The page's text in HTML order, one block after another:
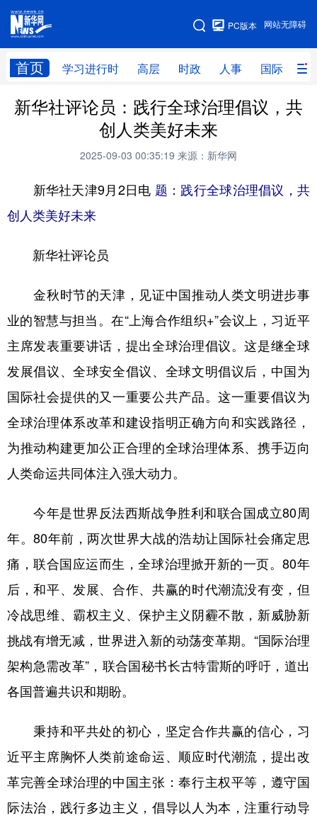
网站无障碍
PC版本
首页 学习进行时 高层 时政 人事 国际 财
网站地图
学习进行时 高层 时政 人事
财经 网评
科技 科创 量子 体育
文化
访谈
食品 人居 信息化 数字经济
学术中国 乡村振兴 银龄 溯源中国
城市 旅游 能源 会展
彩票 娱乐 时尚 悦读
地方频道
北京 天津 河北 山西
浙江 安徽 江西
山东 河南 湖北 湖南
广东 广西 海南 重庆
四川 贵州
陕西 甘肃 青海 宁夏
新疆 内蒙古 黑龙江
多语种频道
新华社评论员：践行全球治理倡议，共
创人类美好未来
2025-09-03 00:35:19 来源：新华网
新华社天津9月2日电 题：践行全球治理倡议，共
创人类美好未来
新华社评论员
金秋时节的天津，见证中国推动人类文明进步事
业的智慧与担当。在“上海合作组织+”会议上，习近平
主席发表重要讲话，提出全球治理倡议。这是继全球
发展倡议、全球安全倡议、全球文明倡议后，中国为
国际社会提供的又一重要公共产品。这一重要倡议为
全球治理体系改革和建设指明正确方向和实践路径，
为推动构建更加公正合理的全球治理体系、携手迈向
人类命运共同体注入强大动力。
今年是世界反法西斯战争胜利和联合国成立80周
年。80年前，两次世界大战的浩劫让国际社会痛定思
痛，联合国应运而生，全球治理掀开新的一页。80年
后，和平、发展、合作、共赢的时代潮流没有变，但
冷战思维、霸权主义、保护主义阴霾不散，新威胁新
挑战有增无减，世界进入新的动荡变革期。“国际治理
架构急需改革”，联合国秘书长古特雷斯的呼吁，道出
各国普遍共识和期盼。
秉持和平共处的初心，坚定合作共赢的信心，习
近平主席胸怀人类前途命运、顺应时代潮流，提出改
革完善全球治理的中国主张：奉行主权平等，遵守国
际法治，践行多边主义，倡导以人为本，注重行动导